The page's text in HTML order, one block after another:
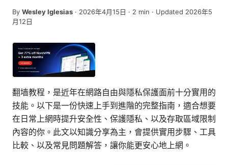
By Wesley Iglesias · 2026年4月15日 · 2 min · Updated 2026年5
月12日
翻墙教程，是近年在網路自由與隱私保護面前十分實用的
技能。以下是一份快速上手到進階的完整指南，適合想要
在日常上網時提升安全性、保護隱私、以及存取區域限制
內容的你。此文以知識分享為主，會提供實用步驟、工具
比較、以及常見問題解答，讓你能更安心地上網。